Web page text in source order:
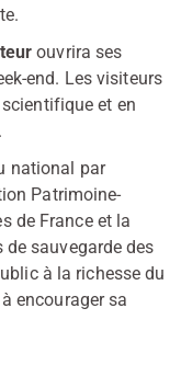
ouvrira ses
end. Les visiteurs
et en
national par
Patrimoine-
de France et la
sauvegarde des
à la richesse du
encourager sa